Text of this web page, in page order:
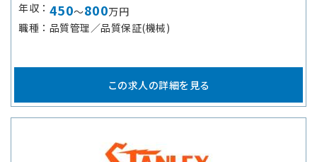
年収
450～800万円
職種
品質管理／品質保証(機械)
この求人の詳細を見る